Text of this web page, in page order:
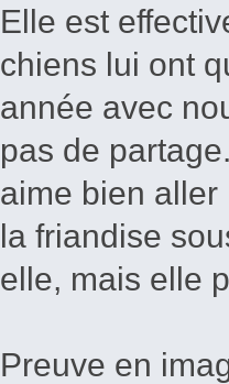
Elle est
chiens lui ont
année avec
pas de
aime bien
la friandise
elle, mais elle
Preuve en